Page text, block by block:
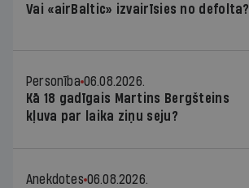
Vai «airBaltic» izvairīsies no defolta?
Personība 06.08.2026.
Kā 18 gadīgais Martins Bergšteins
kļuva par laika ziņu seju?
Anekdotes 06.08.2026.